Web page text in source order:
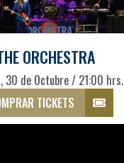
ORCHESTRA
30 de Octubre / 21:00 hrs.
TICKETS